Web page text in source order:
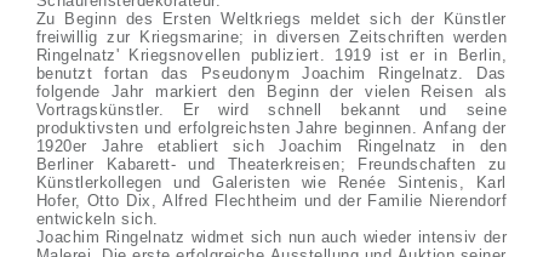
Zu Beginn des Ersten Weltkriegs meldet sich der Künstler
freiwillig zur Kriegsmarine; in diversen Zeitschriften werden
Ringelnatz' Kriegsnovellen publiziert. 1919 ist er in Berlin,
benutzt fortan das Pseudonym Joachim Ringelnatz. Das
folgende Jahr markiert den Beginn der vielen Reisen als
Vortragskünstler. Er wird schnell bekannt und seine
produktivsten und erfolgreichsten Jahre beginnen. Anfang der
1920er Jahre etabliert sich Joachim Ringelnatz in den
Berliner Kabarett- und Theaterkreisen; Freundschaften zu
Künstlerkollegen und Galeristen wie Renée Sintenis, Karl
Hofer, Otto Dix, Alfred Flechtheim und der Familie Nierendorf
entwickeln sich.
Joachim Ringelnatz widmet sich nun auch wieder intensiv der